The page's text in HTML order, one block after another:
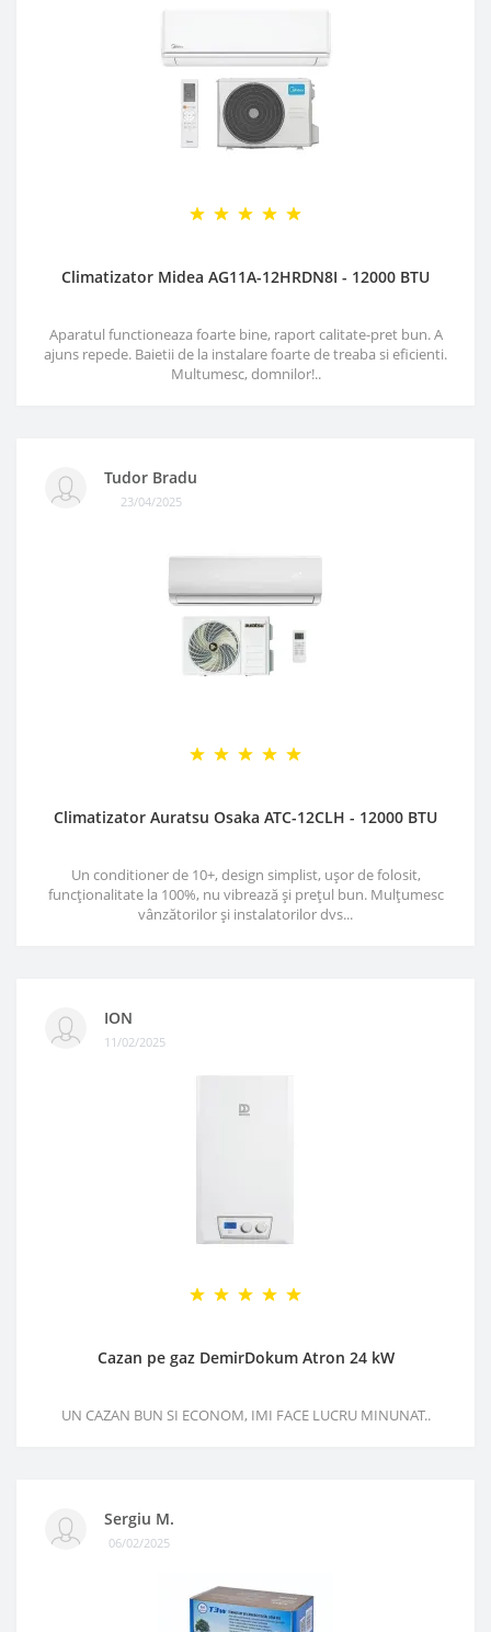
Climatizator Midea AG11A-12HRDN8I - 12000 BTU
Aparatul functioneaza foarte bine, raport calitate-pret bun. A
ajuns repede. Baietii de la instalare foarte de treaba si eficienti.
Multumesc, domnilor!..
Tudor Bradu
23/04/2025
Climatizator Auratsu Osaka ATC-12CLH - 12000 BTU
Un conditioner de 10+, design simplist, ușor de folosit,
funcționalitate la 100%, nu vibrează și prețul bun. Mulțumesc
vânzătorilor și instalatorilor dvs...
ION
11/02/2025
Cazan pe gaz DemirDokum Atron 24 kW
UN CAZAN BUN SI ECONOM, IMI FACE LUCRU MINUNAT..
Sergiu M.
06/02/2025